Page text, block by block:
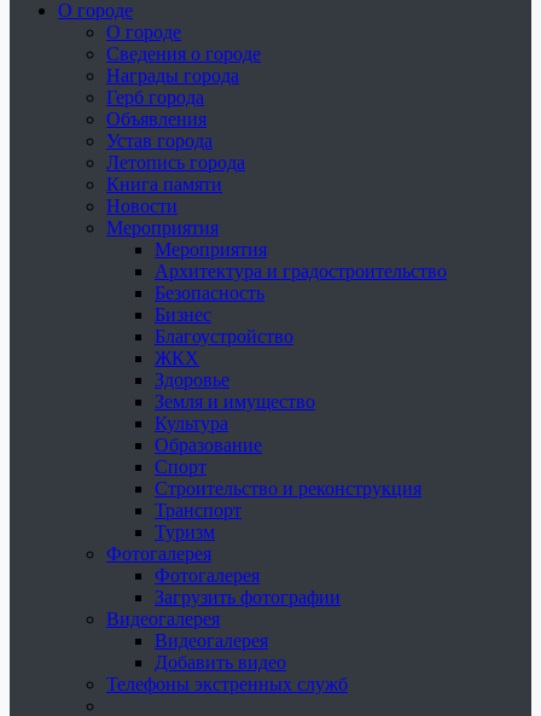
О городе
О городе
Сведения о городе
Награды города
Герб города
Объявления
Устав города
Летопись города
Книга памяти
Новости
Мероприятия
Мероприятия
Архитектура и градостроительство
Безопасность
Бизнес
Благоустройство
ЖКХ
Здоровье
Земля и имущество
Культура
Образование
Спорт
Строительство и реконструкция
Транспорт
Туризм
Фотогалерея
Фотогалерея
Загрузить фотографии
Видеогалерея
Видеогалерея
Добавить видео
Телефоны экстренных служб